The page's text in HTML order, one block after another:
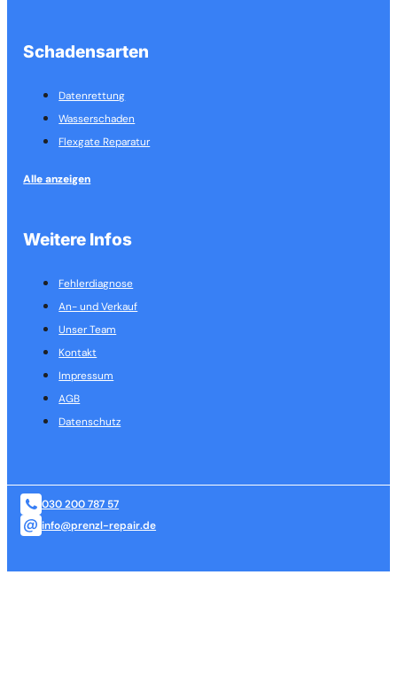
Schadensarten
Datenrettung
Wasserschaden
Flexgate Reparatur
Alle anzeigen
Weitere Infos
Fehlerdiagnose
An- und Verkauf
Unser Team
Kontakt
Impressum
AGB
Datenschutz
030 200 787 57
info@prenzl-repair.de